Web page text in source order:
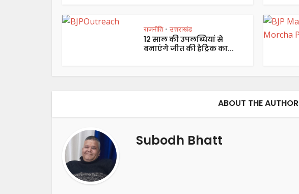
राजनीति • उत्तराखंड
12 साल की उपलब्धियां से
बनाएंगे जीत की हैट्रिक का...
ABOUT THE AUTHOR
Subodh Bhatt